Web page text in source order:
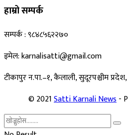
हाम्रो सम्पर्क
सम्पर्क : ९८४८५६२२७०
इमेल: karnalisatti@gmail.com
टीकापुर न.पा.–१, कैलाली, सुदूरपश्चीम
© 2021Satti Karnali News-